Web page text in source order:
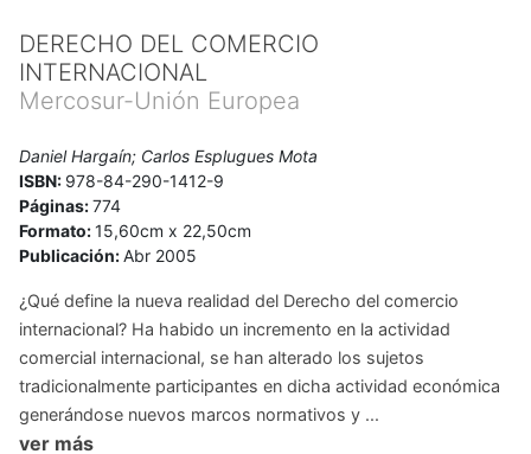
DERECHO DEL COMERCIO
INTERNACIONAL
Mercosur-Unión Europea
Daniel Hargaín; Carlos Esplugues Mota
ISBN: 978-84-290-1412-9
Páginas:774
Formato:15,60cm x 22,50cm
Publicación:Abr 2005
¿Qué define la nueva realidad del Derecho del comercio
internacional? Ha habido un incremento en la actividad
comercial internacional, se han alterado los sujetos
tradicionalmente participantes en dicha actividad económica
generándose nuevos marcos normativos y ...
ver más